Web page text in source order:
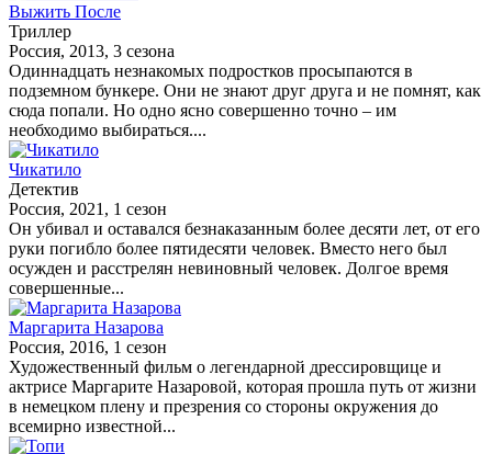
Выжить После
Триллер
Россия, 2013, 3 сезона
Одиннадцать незнакомых подростков просыпаются в
подземном бункере. Они не знают друг друга и не помнят, как
сюда попали. Но одно ясно совершенно точно – им
необходимо выбираться....
Чикатило
Детектив
Россия, 2021, 1 сезон
Он убивал и оставался безнаказанным более десяти лет, от его
руки погибло более пятидесяти человек. Вместо него был
осужден и расстрелян невиновный человек. Долгое время
совершенные...
Маргарита Назарова
Россия, 2016, 1 сезон
Художественный фильм о легендарной дрессировщице и
актрисе Маргарите Назаровой, которая прошла путь от жизни
в немецком плену и презрения со стороны окружения до
всемирно известной...